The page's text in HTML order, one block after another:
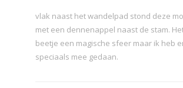
vlak naast het wandelpad stond deze
met een dennenappel naast de stam.
beetje een magische sfeer maar ik heb
speciaals mee gedaan.